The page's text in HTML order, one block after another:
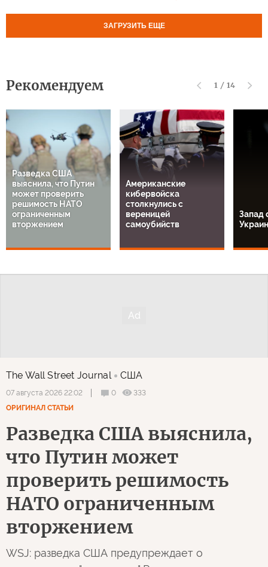
ЗАГРУЗИТЬ ЕЩЕ
Рекомендуем 1 / 14
Разведка США
выяснила, что Путин
может проверить
решимость НАТО
ограниченным
вторжением
Американские
кибервойска
столкнулись с
вереницей
самоубийств
Запад
The Wall Street Journal США
07 августа 2026 22:02 0
333
ОРИГИНАЛ СТАТЬИ
Разведка США выяснила,
что Путин может
проверить решимость
НАТО ограниченным
вторжением
WSJ: разведка США предупреждает о